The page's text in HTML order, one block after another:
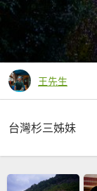
王先生
台灣杉三姊妹